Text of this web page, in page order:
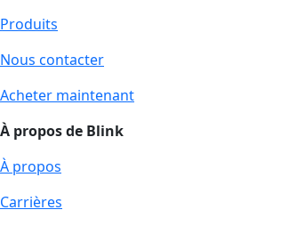
Produits
Nous contacter
Acheter maintenant
À propos de Blink
À propos
Carrières